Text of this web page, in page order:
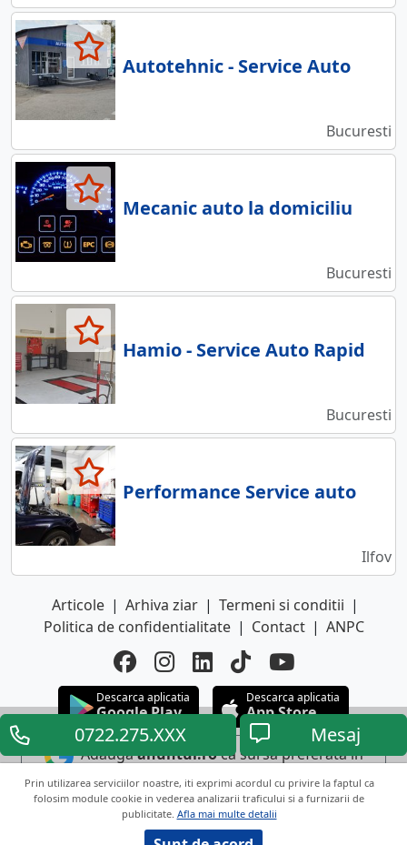
0722.275.XXX Mesaj
Prin utilizarea serviciilor noastre, iti exprimi acordul cu privire la faptul ca
folosim module cookie in vederea analizarii traficului si a furnizarii de
publicitate. Afla mai multe detalii
Autotehnic - Service Auto
Bucuresti
Mecanic auto la domiciliu
Bucuresti
Hamio - Service Auto Rapid
Bucuresti
Performance Service auto
Ilfov
Articole | Arhiva ziar | Termeni si conditii |
Politica de confidentialitate | Contact | ANPC
Descarca aplicatia
Google Play
Descarca aplicatia
App Store
Adaugaanuntul.roca sursa preferata in
Google
Copyright © 2026 ANUNTUL TELEFONIC
Toate drepturile rezervate.